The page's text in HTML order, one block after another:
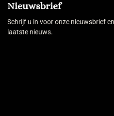
Nieuwsbrief
Schrijf u in voor onze nieuwsbrief
laatste nieuws.